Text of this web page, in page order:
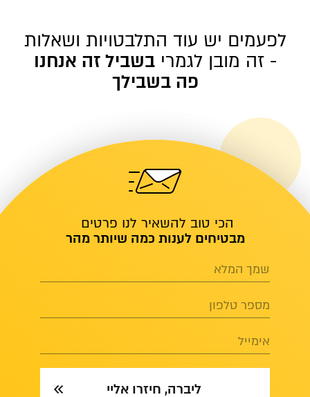
לפעמים יש עוד התלבטויות ושאלות
- זה מובן לגמרי בשביל זה אנחנו
פה בשבילך
הכי טוב להשאיר לנו פרטים
מבטיחים לענות כמה שיותר מהר
שמך המלא
מספר טלפון
אימייל
ליברה, חיזרו אליי